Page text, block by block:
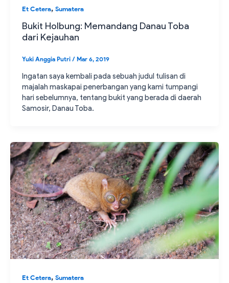
Et Cetera,Sumatera
Bukit Holbung: Memandang Danau Toba
dari Kejauhan
Yuki Anggia Putri/ Mar 6, 2019
Ingatan saya kembali pada sebuah judul tulisan di
majalah maskapai penerbangan yang kami tumpangi
hari sebelumnya, tentang bukit yang berada di daerah
Samosir, Danau Toba.
Et Cetera,Sumatera